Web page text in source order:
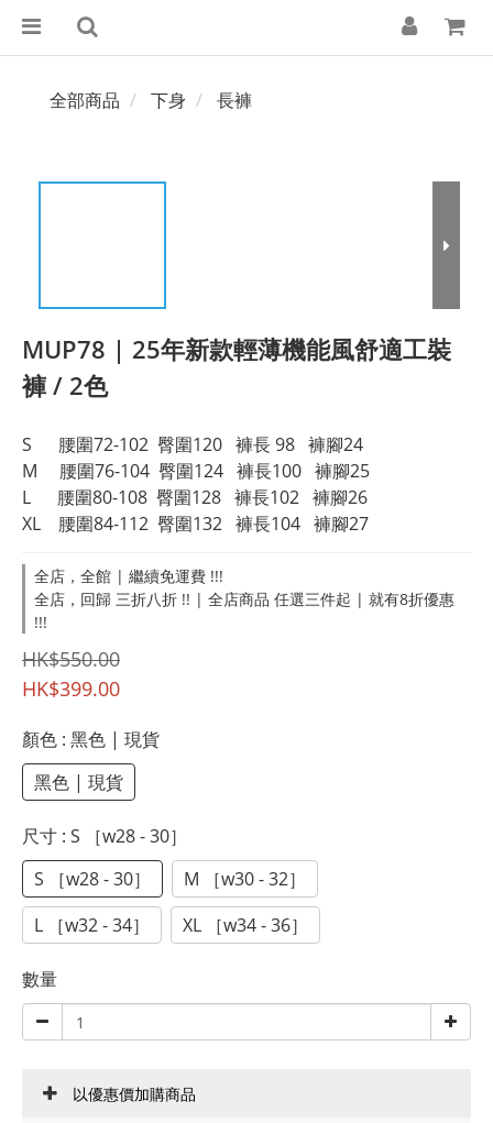
全部商品 下身 長褲
MUP78 | 25年新款輕薄機能風舒適工裝
褲 / 2色
S      腰圍72-102  臀圍120   褲長 98   褲腳24
M     腰圍76-104  臀圍124   褲長100   褲腳25
L      腰圍80-108  臀圍128   褲長102   褲腳26
XL    腰圍84-112  臀圍132   褲長104   褲腳27
全店，全館 | 繼續免運費 !!!
全店，回歸 三折八折 !! | 全店商品 任選三件起 | 就有8折優惠
!!!
HK$550.00
HK$399.00
顏色 : 黑色 | 現貨
黑色 | 現貨
尺寸 : S ［w28 - 30］
S ［w28 - 30］
M ［w30 - 32］
L ［w32 - 34］
XL ［w34 - 36］
數量
以優惠價加購商品